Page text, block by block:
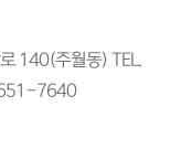
140(주월동) TEL.
7640